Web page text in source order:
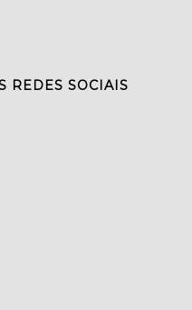
REDES SOCIAIS